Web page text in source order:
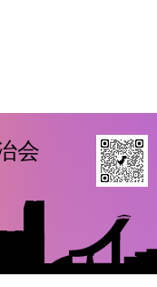
会